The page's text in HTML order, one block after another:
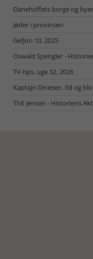
Danehoffets borge og byer
Jøder i provinsen
Gefjon 10, 2025
Oswald Spengler -
TV-tips, uge 32, 2026
Kaptajn Dinesen. Ild og
Thit Jensen - Historiens